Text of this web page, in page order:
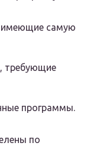
самую
требующие
программы.
по